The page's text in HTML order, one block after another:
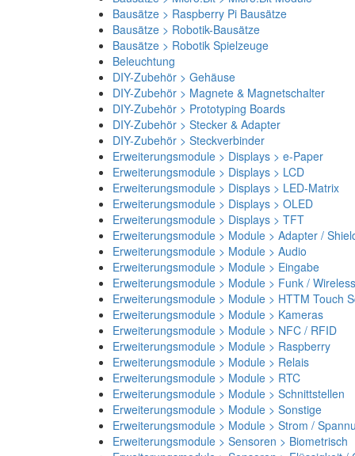
Bausätze > Raspberry Pi Bausätze
Bausätze > Robotik-Bausätze
Bausätze > Robotik Spielzeuge
Beleuchtung
DIY-Zubehör > Gehäuse
DIY-Zubehör > Magnete & Magnetschalter
DIY-Zubehör > Prototyping Boards
DIY-Zubehör > Stecker & Adapter
DIY-Zubehör > Steckverbinder
Erweiterungsmodule > Displays > e-Paper
Erweiterungsmodule > Displays > LCD
Erweiterungsmodule > Displays > LED-Matrix
Erweiterungsmodule > Displays > OLED
Erweiterungsmodule > Displays > TFT
Erweiterungsmodule > Module > Adapter /
Erweiterungsmodule > Module > Audio
Erweiterungsmodule > Module > Eingabe
Erweiterungsmodule > Module > Funk / Wireless
Erweiterungsmodule > Module > HTTM Touch
Erweiterungsmodule > Module > Kameras
Erweiterungsmodule > Module > NFC / RFID
Erweiterungsmodule > Module > Raspberry
Erweiterungsmodule > Module > Relais
Erweiterungsmodule > Module > RTC
Erweiterungsmodule > Module > Schnittstellen
Erweiterungsmodule > Module > Sonstige
Erweiterungsmodule > Module > Strom /
Erweiterungsmodule > Sensoren > Biometrisch